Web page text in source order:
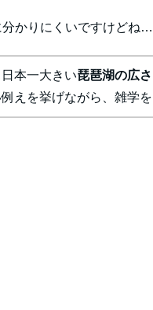
かりにくいですけどね
本一大きい琵琶湖の広さ
えを挙げながら、雑学を